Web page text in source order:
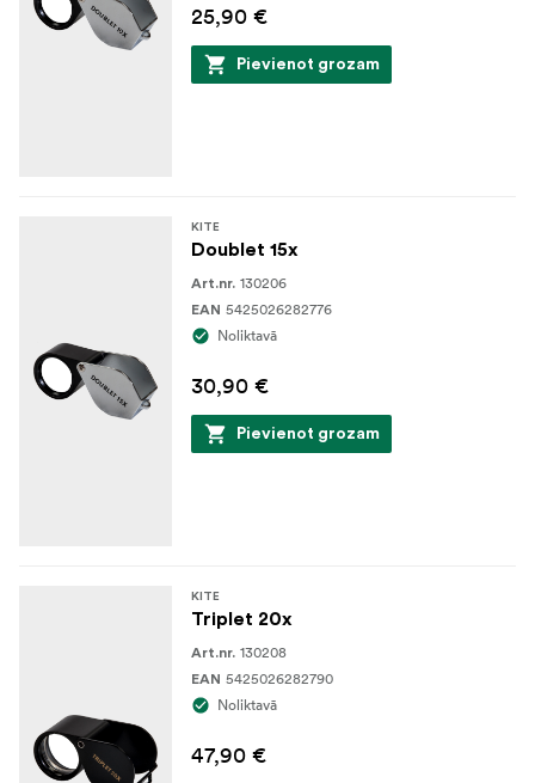
25,90 €
Pievienot grozam
KITE
Doublet 15x
Art.nr. 130206
EAN 5425026282776
Noliktavā
30,90 €
Pievienot grozam
KITE
Triplet 20x
Art.nr. 130208
EAN 5425026282790
Noliktavā
47,90 €